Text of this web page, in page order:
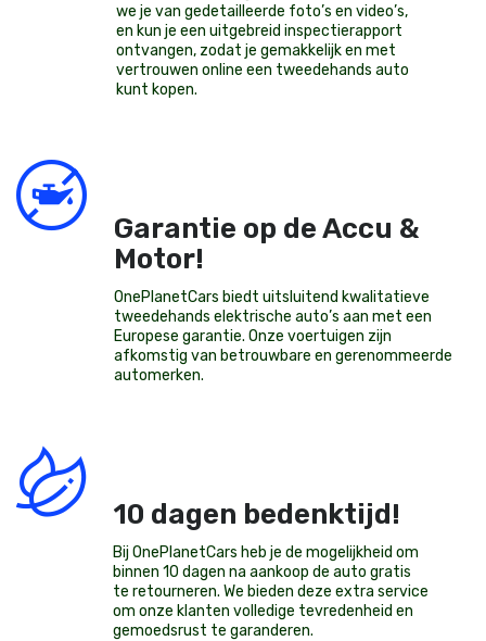
we je van gedetailleerde foto’s en video’s,
en kun je een uitgebreid inspectierapport
ontvangen, zodat je gemakkelijk en met
vertrouwen online een tweedehands auto
kunt kopen.
Garantie op de Accu &
Motor!
OnePlanetCars biedt uitsluitend kwalitatieve
tweedehands elektrische auto’s aan met een
Europese garantie. Onze voertuigen zijn
afkomstig van betrouwbare en gerenommeerde
automerken.
10 dagen bedenktijd!
Bij OnePlanetCars heb je de mogelijkheid om
binnen 10 dagen na aankoop de auto gratis
te retourneren. We bieden deze extra service
om onze klanten volledige tevredenheid en
gemoedsrust te garanderen.